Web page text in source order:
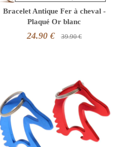
Bracelet Antique Fer à cheval -
Plaqué Or blanc
24.90 € 39.90 €